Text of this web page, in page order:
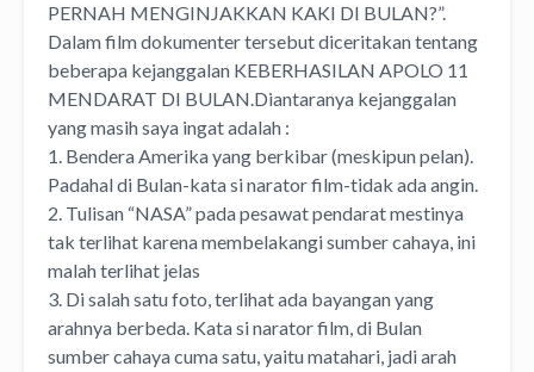
PERNAH MENGINJAKKAN KAKI DI BULAN?”.
Dalam film dokumenter tersebut diceritakan tentang
beberapa kejanggalan KEBERHASILAN APOLO 11
MENDARAT DI BULAN.Diantaranya kejanggalan
yang masih saya ingat adalah :
1. Bendera Amerika yang berkibar (meskipun pelan).
Padahal di Bulan-kata si narator film-tidak ada angin.
2. Tulisan “NASA” pada pesawat pendarat mestinya
tak terlihat karena membelakangi sumber cahaya, ini
malah terlihat jelas
3. Di salah satu foto, terlihat ada bayangan yang
arahnya berbeda. Kata si narator film, di Bulan
sumber cahaya cuma satu, yaitu matahari, jadi arah